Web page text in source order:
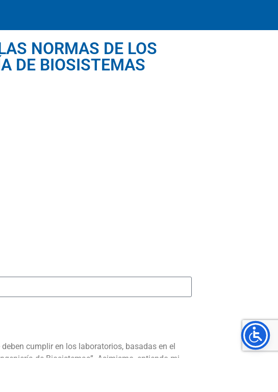
NORMAS DE LOS
DE BIOSISTEMAS
cumplir en los laboratorios, basadas en el
de Biosistemas”. Asimismo, entiendo mi